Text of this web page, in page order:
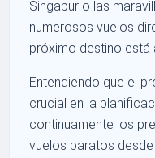
Singapur o las
numerosos vuelos
próximo destino está
Entendiendo que el
crucial en la
continuamente los
vuelos baratos